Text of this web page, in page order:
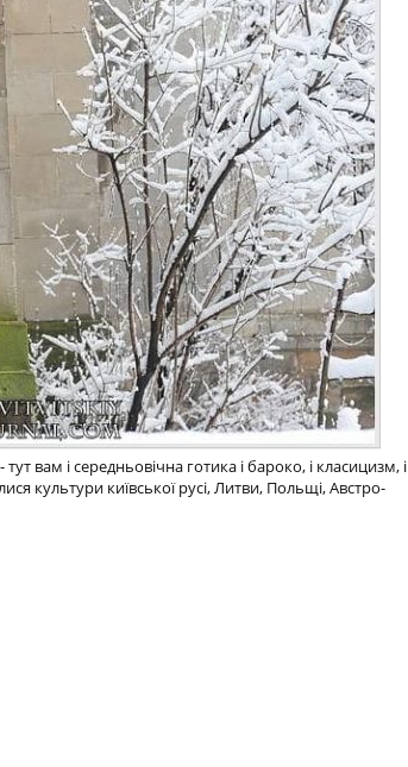
вам і середньовічна готика і бароко, і класицизм, і
культури київської русі, Литви, Польщі, Австро-